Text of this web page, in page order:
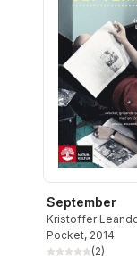
September
Kristoffer
Pocket, 2014
(2)